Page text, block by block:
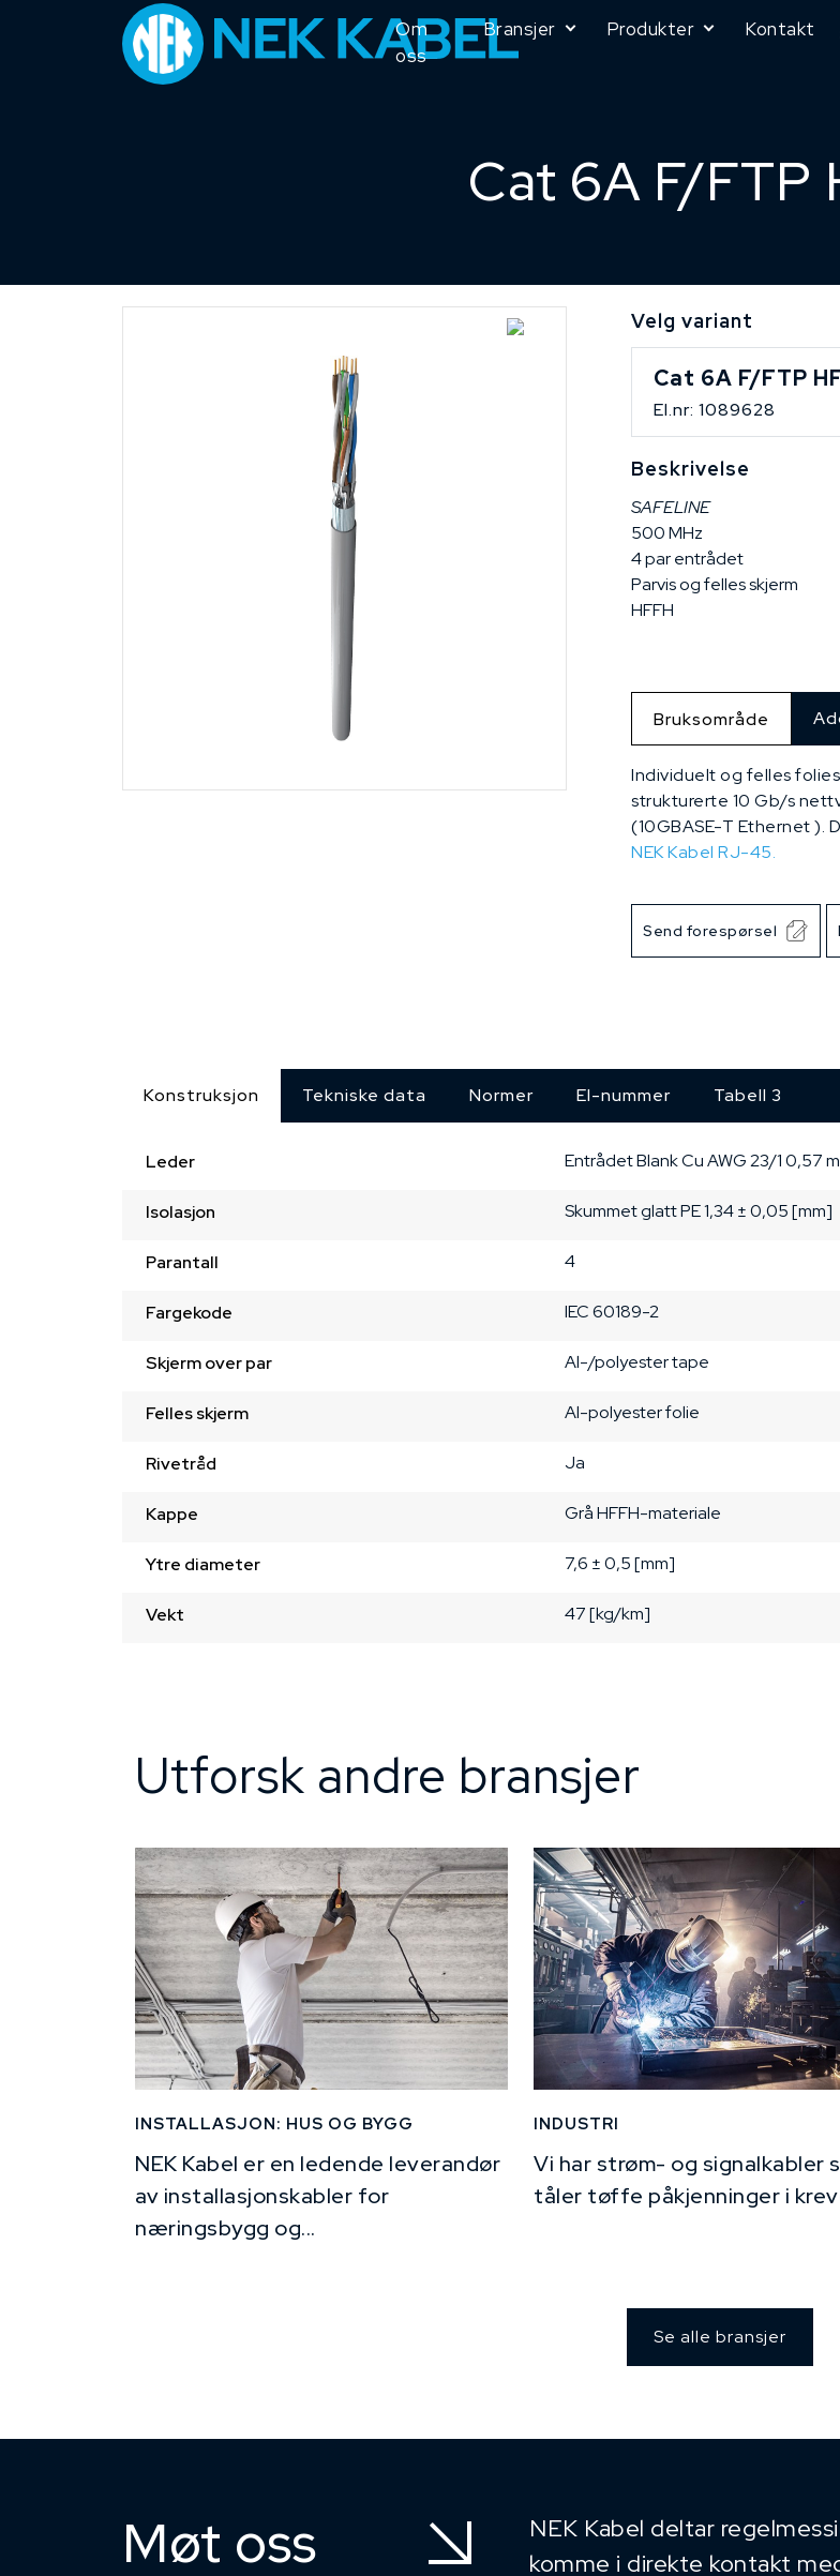
Om
oss
Bransjer Produkter Kontakt
Cat 6A F/FTP
Velg variant
Cat 6A F/FTP
El.nr: 1089628
Beskrivelse
SAFELINE
500 MHz
4 par entrådet
Parvis og felles skjerm
HFFH
Bruksområde
Individuelt og felles
strukturerte 10 Gb/s
(10GBASE-T Ethernet ).
NEK Kabel RJ-45.
Send forespørsel
Konstruksjon Tekniske data Normer El-nummer Tabell 3
Leder EntrådetBlank Cu AWG 23/1 0,57
Isolasjon Skummet glatt PE1,34 ± 0,05 [mm]
Parantall 4
Fargekode IEC 60189-2
Skjerm over par Al-/polyester tape
Felles skjerm Al-polyester folie
Rivetråd Ja
Kappe Grå HFFH-materiale
Ytre diameter 7,6 ± 0,5 [mm]
Vekt 47 [kg/km]
Utforsk andre bransjer
INSTALLASJON: HUS OG BYGG
NEK Kabel er en ledende leverandør
av installasjonskabler for
næringsbygg og...
INDUSTRI
Vi har strøm- og signalkabler
tåler tøffe påkjenninger i
Se alle bransjer
Møt oss
NEK Kabel deltar
komme i direkte kontakt